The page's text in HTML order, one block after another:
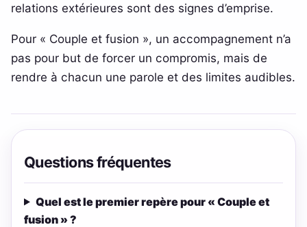
relations extérieures sont des signes d’emprise.
Pour « Couple et fusion », un accompagnement n’a
pas pour but de forcer un compromis, mais de
rendre à chacun une parole et des limites audibles.
Questions fréquentes
Quel est le premier repère pour « Couple et
fusion » ?